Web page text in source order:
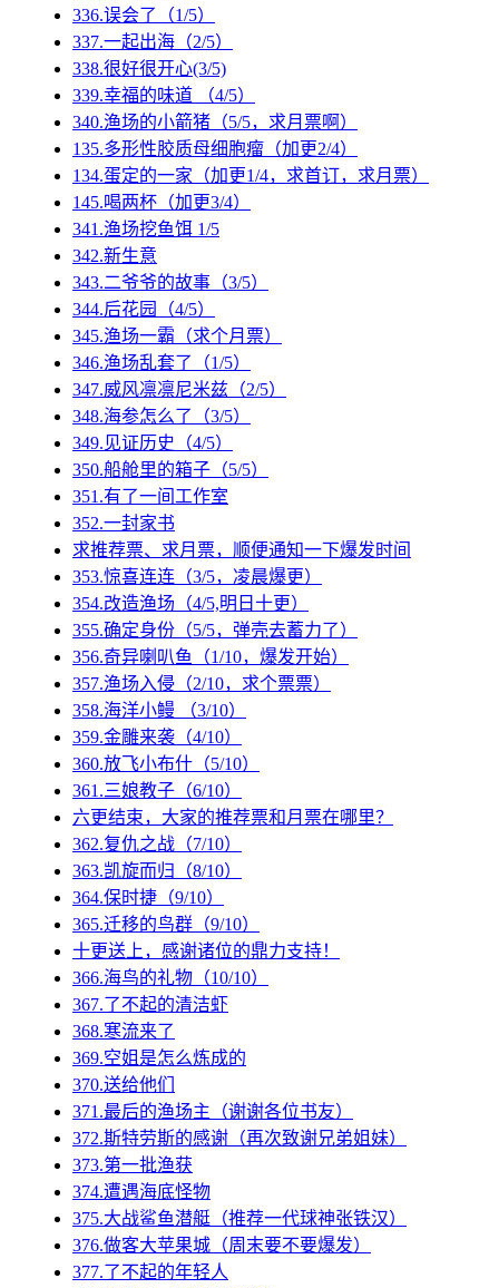
336.误会了（1/5）
337.一起出海（2/5）
338.很好很开心(3/5)
339.幸福的味道 （4/5）
340.渔场的小箭猪（5/5，求月票啊）
135.多形性胶质母细胞瘤（加更2/4）
134.蛋定的一家（加更1/4，求首订，求月票）
145.喝两杯（加更3/4）
341.渔场挖鱼饵 1/5
342.新生意
343.二爷爷的故事（3/5）
344.后花园（4/5）
345.渔场一霸（求个月票）
346.渔场乱套了（1/5）
347.威风凛凛尼米兹（2/5）
348.海参怎么了（3/5）
349.见证历史（4/5）
350.船舱里的箱子（5/5）
351.有了一间工作室
352.一封家书
求推荐票、求月票，顺便通知一下爆发时间
353.惊喜连连（3/5，凌晨爆更）
354.改造渔场（4/5,明日十更）
355.确定身份（5/5，弹壳去蓄力了）
356.奇异喇叭鱼（1/10，爆发开始）
357.渔场入侵（2/10，求个票票）
358.海洋小鳗 （3/10）
359.金雕来袭（4/10）
360.放飞小布什（5/10）
361.三娘教子（6/10）
六更结束，大家的推荐票和月票在哪里？
362.复仇之战（7/10）
363.凯旋而归（8/10）
364.保时捷（9/10）
365.迁移的鸟群（9/10）
十更送上，感谢诸位的鼎力支持！
366.海鸟的礼物（10/10）
367.了不起的清洁虾
368.寒流来了
369.空姐是怎么炼成的
370.送给他们
371.最后的渔场主（谢谢各位书友）
372.斯特劳斯的感谢（再次致谢兄弟姐妹）
373.第一批渔获
374.遭遇海底怪物
375.大战鲨鱼潜艇（推荐一代球神张铁汉）
376.做客大苹果城（周末要不要爆发）
377.了不起的年轻人